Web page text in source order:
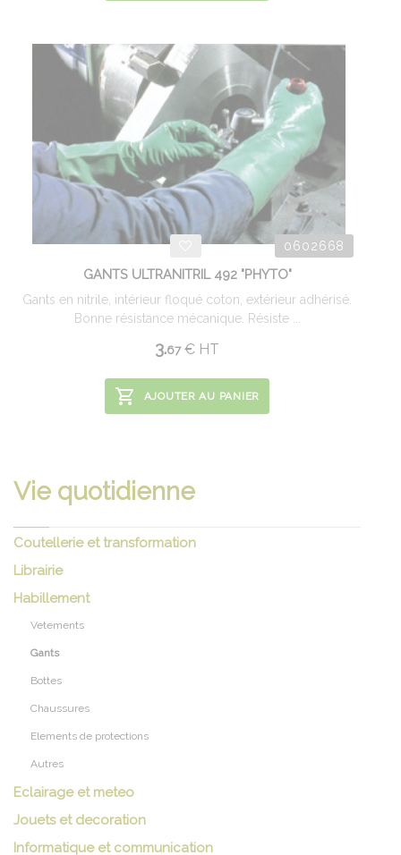
0602668
GANTS ULTRANITRIL 492 "PHYTO"
Gants en nitrile, intérieur floqué coton, extérieur adhérisé.
Bonne résistance mécanique. Résiste ...
3.67 € HT
AJOUTER AU PANIER
Vie quotidienne
Coutellerie et transformation
Librairie
Habillement
Vetements
Gants
Bottes
Chaussures
Elements de protections
Autres
Eclairage et meteo
Jouets et decoration
Informatique et communication